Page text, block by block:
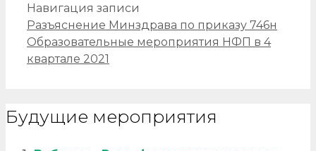
Навигация записи
Разъяснение Минздрава по приказу 746н
Образовательные мероприятия НФП в 4
квартале 2021
Будущие мероприятия